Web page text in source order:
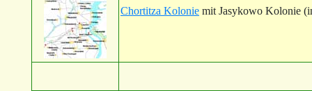
Chortitza Kolonie mit Jasykowo Kolonie